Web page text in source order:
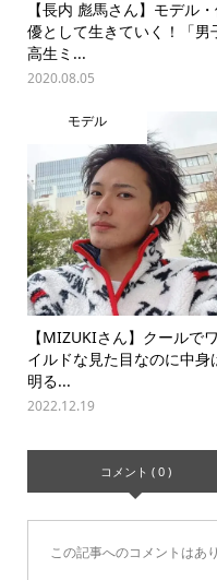
【長内 彪馬さん】モデル
優として生きていく！「男
高生ミ...
2020.08.05
モデル
【MIZUKIさん】クールでワ
イルドな見た目なのに中身
明る...
2022.12.19
コメント ( 0 )
この記事へのコメントはあ